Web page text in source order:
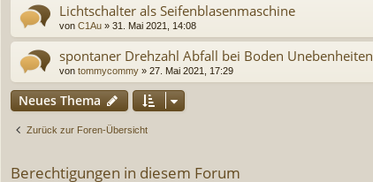
Lichtschalter als Seifenblasenmaschine
von C1Au » 31. Mai 2021, 14:08
spontaner Drehzahl Abfall bei Boden Unebenheiten
von tommycommy » 27. Mai 2021, 17:29
Neues Thema
Zurück zur Foren-Übersicht
Berechtigungen in diesem Forum